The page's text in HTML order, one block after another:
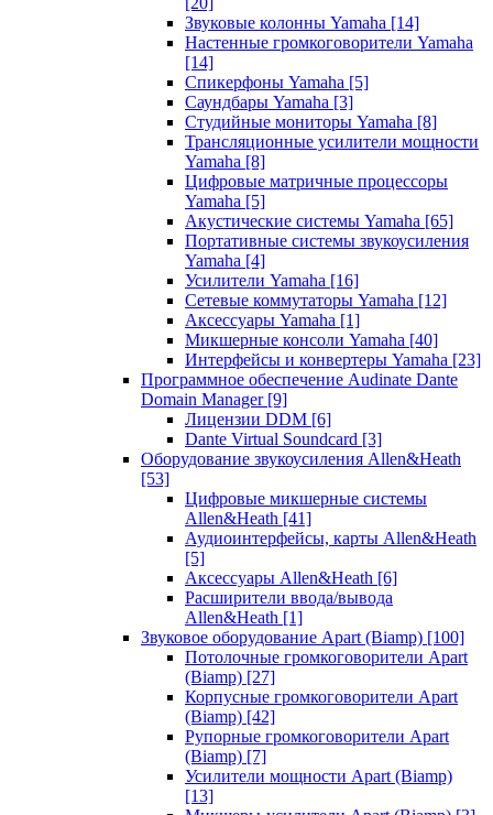
Звуковые колонны Yamaha [14]
Настенные громкоговорители Yamaha
[14]
Спикерфоны Yamaha [5]
Саундбары Yamaha [3]
Студийные мониторы Yamaha [8]
Трансляционные усилители мощности
Yamaha [8]
Цифровые матричные процессоры
Yamaha [5]
Акустические системы Yamaha [65]
Портативные системы звукоусиления
Yamaha [4]
Усилители Yamaha [16]
Сетевые коммутаторы Yamaha [12]
Аксессуары Yamaha [1]
Микшерные консоли Yamaha [40]
Интерфейсы и конвертеры Yamaha [23]
Программное обеспечение Audinate Dante
Domain Manager [9]
Лицензии DDM [6]
Dante Virtual Soundcard [3]
Оборудование звукоусиления Allen&Heath
[53]
Цифровые микшерные системы
Allen&Heath [41]
Аудиоинтерфейсы, карты Allen&Heath
[5]
Аксессуары Allen&Heath [6]
Расширители ввода/вывода
Allen&Heath [1]
Звуковое оборудование Apart (Biamp) [100]
Потолочные громкоговорители Apart
(Biamp) [27]
Корпусные громкоговорители Apart
(Biamp) [42]
Рупорные громкоговорители Apart
(Biamp) [7]
Усилители мощности Apart (Biamp)
[13]